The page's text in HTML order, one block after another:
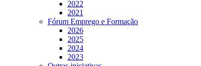
2022
2021
Fórum Emprego e Formação
2026
2025
2024
2023